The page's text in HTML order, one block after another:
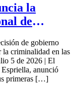
la
de
de gobierno
la criminalidad en las
5 de 2026 | El
anunció
primeras […]